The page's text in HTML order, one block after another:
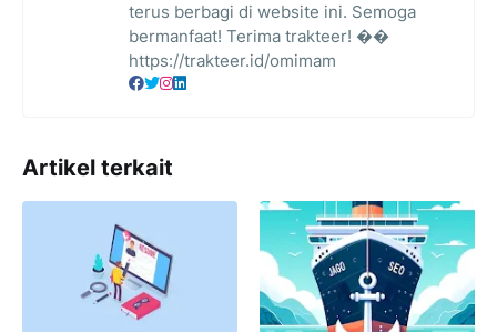
terus berbagi di website ini. Semoga
bermanfaat! Terima trakteer! ��
https://trakteer.id/omimam
Artikel terkait